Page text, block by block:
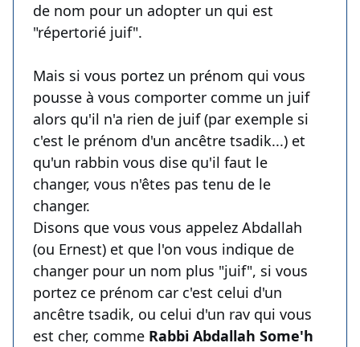
de nom pour un adopter un qui est
"répertorié juif".
Mais si vous portez un prénom qui vous
pousse à vous comporter comme un juif
alors qu'il n'a rien de juif (par exemple si
c'est le prénom d'un ancêtre tsadik...) et
qu'un rabbin vous dise qu'il faut le
changer, vous n'êtes pas tenu de le
changer.
Disons que vous vous appelez Abdallah
(ou Ernest) et que l'on vous indique de
changer pour un nom plus "juif", si vous
portez ce prénom car c'est celui d'un
ancêtre tsadik, ou celui d'un rav qui vous
est cher, comme Rabbi Abdallah Some'h